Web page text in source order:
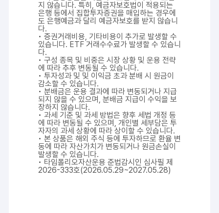
지 않습니다. 특히, 예금자보호법이 적용되는
은행 등에서 집합투자증권을 매입하는 경우에
도 은행예금과 달리 예금자보호를 받지 않습니
다.
• 증권거래비용, 기타비용이 추가로 발생할 수
있습니다. ETF 거래수수료가 발생할 수 있습니
다.
• 구성 종목 및 비중은 시장 상황 및 운용 전략
에 따라 추후 변동될 수 있습니다.
• 투자성과 및 및 이익금 초과 분배 시 원금이
감소할 수 있습니다.
• 분배금은 운용 결과에 따라 변동되거나 지급
되지 않을 수 있으며, 분배금 지급이 수익을 보
장하지 않습니다.
• 과세 기준 및 과세 방법은 향후 세법 개정 등
에 따라 변동될 수 있으며, 개인별 세부담은 투
자자의 과세 상황에 따라 상이할 수 있습니다.
• 본 상품은 해외 주식 등에 투자하므로 환율 변
동에 따라 자산가치가 변동되거나 원금손실이
발생할 수 있습니다.
• 타임폴리오자산운용 준법감시인 심사필 제
2026-333호(2026.05.29~2027.05.28)